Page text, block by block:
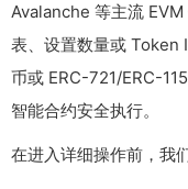
Avalanche 等主流
表、设置数量或 Token
币或 ERC-721/ERC-
智能合约安全执行。
在进入详细操作前，我